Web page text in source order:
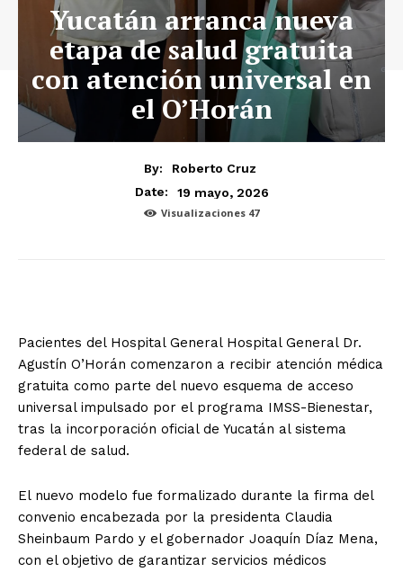
Yucatán arranca nueva
etapa de salud gratuita
con atención universal en
el O’Horán
By:
Roberto Cruz
Date:
19 mayo, 2026
Visualizaciones 47
Pacientes del Hospital General Hospital General Dr.
Agustín O’Horán comenzaron a recibir atención médica
gratuita como parte del nuevo esquema de acceso
universal impulsado por el programa IMSS-Bienestar,
tras la incorporación oficial de Yucatán al sistema
federal de salud.
El nuevo modelo fue formalizado durante la firma del
convenio encabezada por la presidenta Claudia
Sheinbaum Pardo y el gobernador Joaquín Díaz Mena,
con el objetivo de garantizar servicios médicos